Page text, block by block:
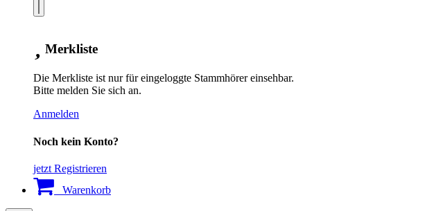
Merkliste
Die Merkliste ist nur für eingeloggte Stammhörer einsehbar.
Bitte melden Sie sich an.
Anmelden
Noch kein Konto?
jetzt Registrieren
Warenkorb